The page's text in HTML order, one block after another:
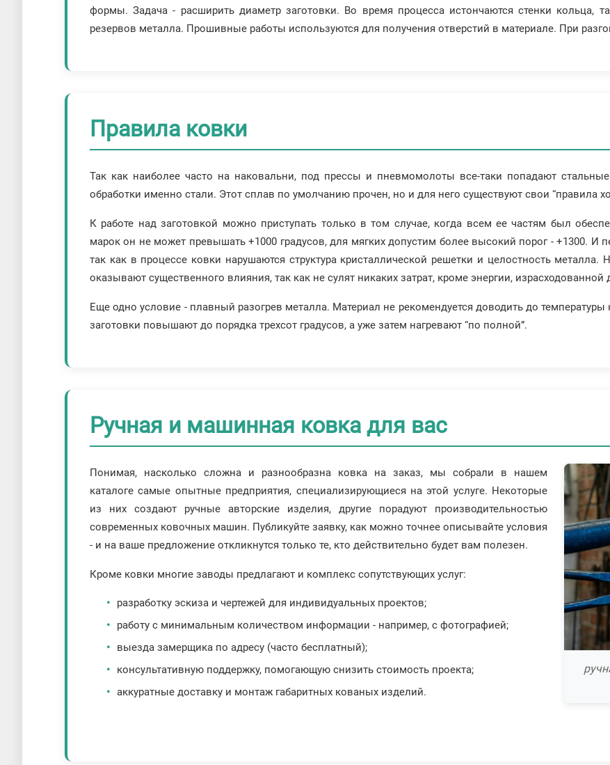
формы. Задача - расширить диаметр заготовки. Во время процесса истончаются стенки кольца,
резервов металла. Прошивные работы используются для получения отверстий в материале. При
Правила ковки
Так как наиболее часто на наковальни, под прессы и пневмомолоты все-таки попадают
обработки именно стали. Этот сплав по умолчанию прочен, но и для него существуют свои “правила
К работе над заготовкой можно приступать только в том случае, когда всем ее частям был
марок он не может превышать +1000 градусов, для мягких допустим более высокий порог - +1300. И
так как в процессе ковки нарушаются структура кристаллической решетки и целостность
оказывают существенного влияния, так как не сулят никаких затрат, кроме энергии, израсходованной
Еще одно условие - плавный разогрев металла. Материал не рекомендуется доводить до
заготовки повышают до порядка трехсот градусов, а уже затем нагревают “по полной”.
Ручная и машинная ковка для вас
Понимая, насколько сложна и разнообразна ковка на заказ, мы собрали в нашем
каталоге самые опытные предприятия, специализирующиеся на этой услуге. Некоторые
из них создают ручные авторские изделия, другие порадуют производительностью
современных ковочных машин. Публикуйте заявку, как можно точнее описывайте условия
- и на ваше предложение откликнутся только те, кто действительно будет вам полезен.
Кроме ковки многие заводы предлагают и комплекс сопутствующих услуг:
разработку эскиза и чертежей для индивидуальных проектов;
работу с минимальным количеством информации - например, с фотографией;
выезда замерщика по адресу (часто бесплатный);
консультативную поддержку, помогающую снизить стоимость проекта;
аккуратные доставку и монтаж габаритных кованых изделий.